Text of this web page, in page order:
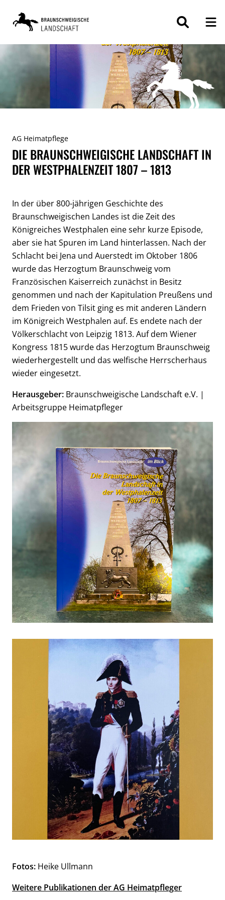
ZUM
INHALT
AG Heimatpflege
DIE BRAUNSCHWEIGISCHE LANDSCHAFT IN
DER WESTPHALENZEIT 1807 – 1813
In der über 800-jährigen Geschichte des
Braunschweigischen Landes ist die Zeit des
Königreiches Westphalen eine sehr kurze Episode,
aber sie hat Spuren im Land hinterlassen. Nach der
Schlacht bei Jena und Auerstedt im Oktober 1806
wurde das Herzogtum Braunschweig vom
Französischen Kaiserreich zunächst in Besitz
genommen und nach der Kapitulation Preußens und
dem Frieden von Tilsit ging es mit anderen Ländern
im Königreich Westphalen auf. Es endete nach der
Völkerschlacht von Leipzig 1813. Auf dem Wiener
Kongress 1815 wurde das Herzogtum Braunschweig
wiederhergestellt und das welfische Herrscherhaus
wieder eingesetzt.
Herausgeber: Braunschweigische Landschaft e.V. |
Arbeitsgruppe Heimatpfleger
Fotos: Heike Ullmann
Weitere Publikationen der AG Heimatpfleger